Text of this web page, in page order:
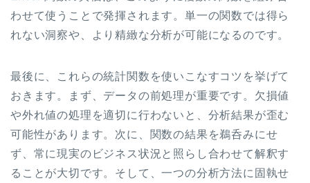
わせて使うことで発揮されます。単一の関数では得ら
れない洞察や、より精緻な分析が可能になるのです。
最後に、これらの統計関数を使いこなすコツを挙げて
おきます。まず、データの前処理が重要です。欠損値
や外れ値の処理を適切に行わないと、分析結果が歪む
可能性があります。次に、関数の結果を鵜呑みにせ
ず、常に現実のビジネス状況と照らし合わせて解釈す
ることが大切です。そして、一つの分析方法に固執せ